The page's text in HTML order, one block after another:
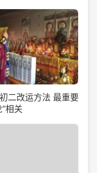
二改运方法 最重要
相关